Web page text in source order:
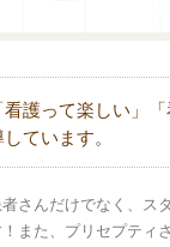
看護って楽しい」
しています。
者さんだけでなく、ス
また、プリセプティ